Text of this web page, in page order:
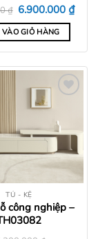
₫ Giá
gốc
là:
7.900.000 ₫.
6.900.000 ₫Giá
VÀO GIỎ HÀNG
TỦ - KỆ
công nghiệp –